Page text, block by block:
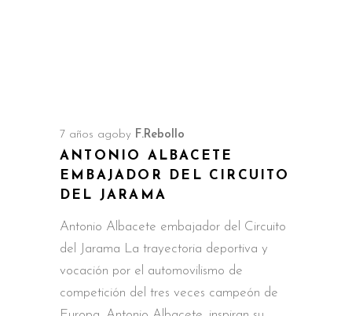
7 años agoby F.Rebollo
ANTONIO ALBACETE
EMBAJADOR DEL CIRCUITO
DEL JARAMA
Antonio Albacete embajador del Circuito
del Jarama La trayectoria deportiva y
vocación por el automovilismo de
competición del tres veces campeón de